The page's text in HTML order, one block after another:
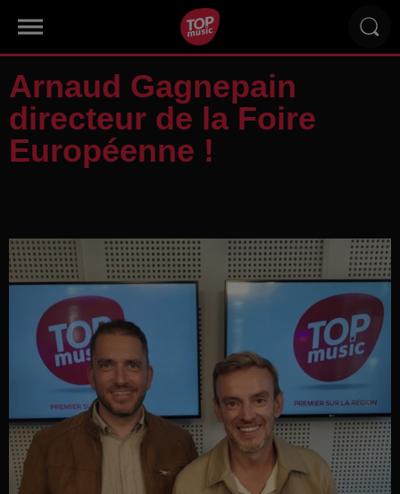
Arnaud Gagnepain
directeur de la Foire
Européenne !